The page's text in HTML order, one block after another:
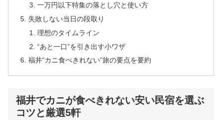
一万円以下特集の落とし穴と使い方
失敗しない当日の段取り
理想のタイムライン
“あと一口”を引き出す小ワザ
福井“カニ食べきれない”旅の要点を要約
福井でカニが食べきれない安い民宿を選ぶ
コツと厳選5軒